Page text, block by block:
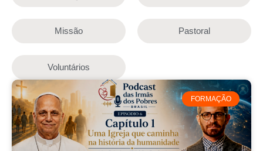
Missão Pastoral
Voluntários
FORMAÇÃO